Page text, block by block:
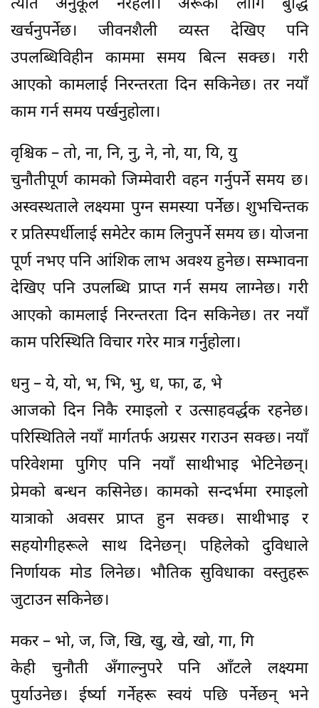
त्यति अनुकूल नरहला। अरूका लागि बुद्धि
खर्चनुपर्नेछ। जीवनशैली व्यस्त देखिए पनि
उपलब्धिविहीन काममा समय बित्न सक्छ। गरी
आएको कामलाई निरन्तरता दिन सकिनेछ। तर नयाँ
काम गर्न समय पर्खनुहोला।
वृश्चिक – तो, ना, नि, नु, ने, नो, या, यि, यु
चुनौतीपूर्ण कामको जिम्मेवारी वहन गर्नुपर्ने समय छ।
अस्वस्थताले लक्ष्यमा पुग्न समस्या पर्नेछ। शुभचिन्तक
र प्रतिस्पर्धीलाई समेटेर काम लिनुपर्ने समय छ। योजना
पूर्ण नभए पनि आंशिक लाभ अवश्य हुनेछ। सम्भावना
देखिए पनि उपलब्धि प्राप्त गर्न समय लाग्नेछ। गरी
आएको कामलाई निरन्तरता दिन सकिनेछ। तर नयाँ
काम परिस्थिति विचार गरेर मात्र गर्नुहाेला।
धनु – ये, यो, भ, भि, भु, ध, फा, ढ, भे
आजको दिन निकै रमाइलो र उत्साहवर्द्धक रहनेछ।
परिस्थितिले नयाँ मार्गतर्फ अग्रसर गराउन सक्छ। नयाँ
परिवेशमा पुगिए पनि नयाँ साथीभाइ भेटिनेछन्।
प्रेमको बन्धन कसिनेछ। कामको सन्दर्भमा रमाइलो
यात्राको अवसर प्राप्त हुन सक्छ। साथीभाइ र
सहयोगीहरूले साथ दिनेछन्। पहिलेको दुविधाले
निर्णायक मोड लिनेछ। भौतिक सुविधाका वस्तुहरू
जुटाउन सकिनेछ।
मकर – भो, ज, जि, खि, खु, खे, खो, गा, गि
केही चुनौती अँगाल्नुपरे पनि आँटले लक्ष्यमा
पुर्याउनेछ। ईर्ष्या गर्नेहरू स्वयं पछि पर्नेछन् भने